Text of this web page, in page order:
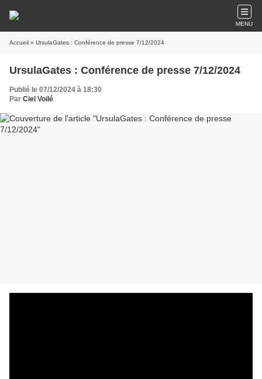
MENU
Accueil » UrsulaGates : Conférence de presse 7/12/2024
UrsulaGates : Conférence de presse 7/12/2024
Publié le 07/12/2024 à 18:30
Par Ciel Voilé